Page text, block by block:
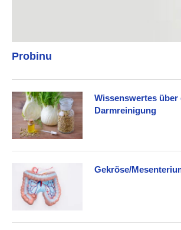
Probinu
Wissenswertes über
Darmreinigung
Gekröse/